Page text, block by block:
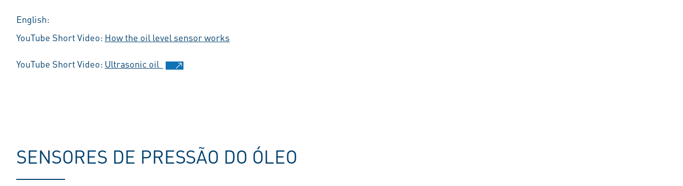
English:
YouTube Short Video: How the oil level sensor works
YouTube Short Video: Ultrasonic oil
SENSORES DE PRESSÃO DO ÓLEO